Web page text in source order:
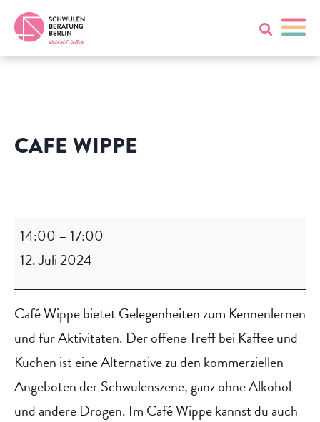
CAFE WIPPE
14:00 – 17:00
12. Juli 2024
Café Wippe bietet Gelegenheiten zum Kennenlernen
und für Aktivitäten. Der offene Treff bei Kaffee und
Kuchen ist eine Alternative zu den kommerziellen
Angeboten der Schwulenszene, ganz ohne Alkohol
und andere Drogen. Im Café Wippe kannst du auch